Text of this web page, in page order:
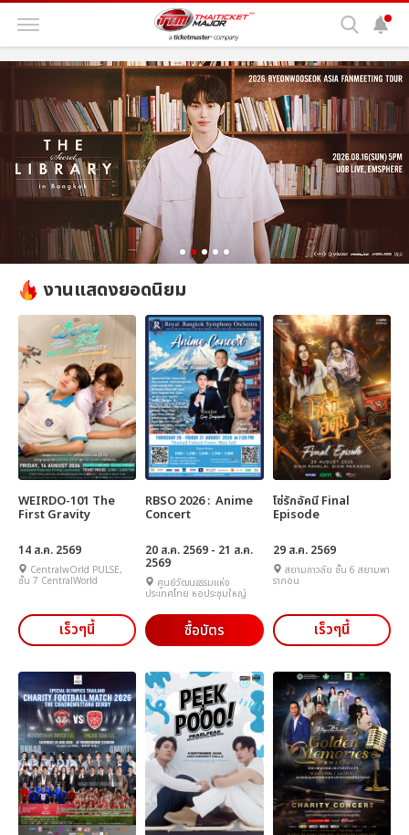
งานแสดงยอดนิยม
WEIRDO-101 The
First Gravity
14 ส.ค. 2569
CentralwOrld PULSE,
ชั้น 7 CentralWorld
เร็วๆนี้
RBSO 2026 : Anime
Concert
20 ส.ค. 2569 - 21 ส.ค.
2569
ศูนย์วัฒนธรรมแห่ง
ประเทศไทย หอประชุมใหญ่
ซื้อบัตร
โซ่รักอัคนี Final
Episode
29 ส.ค. 2569
สยามภาวลัย ชั้น 6 สยามพา
รากอน
เร็วๆนี้